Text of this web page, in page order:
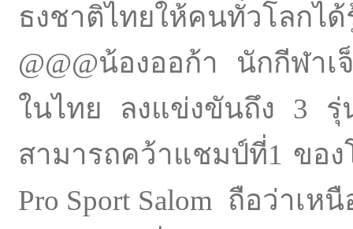
ธงชาติไทยให้คนทั่วโลกไ
@@@น้องออก้า นักกีฬา
ในไทย ลงแข่งขันถึง 3 รุ่
สามารถคว้าแชมป์ที่1 ขอ
Pro Sport Salom ถือว่าเ